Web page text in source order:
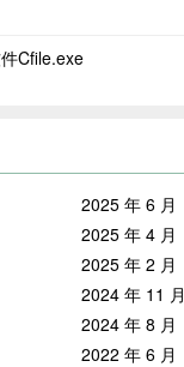
Cfile.exe
2025 年 6 月
2025 年 4 月
2025 年 2 月
2024 年 11 月
2024 年 8 月
2022 年 6 月